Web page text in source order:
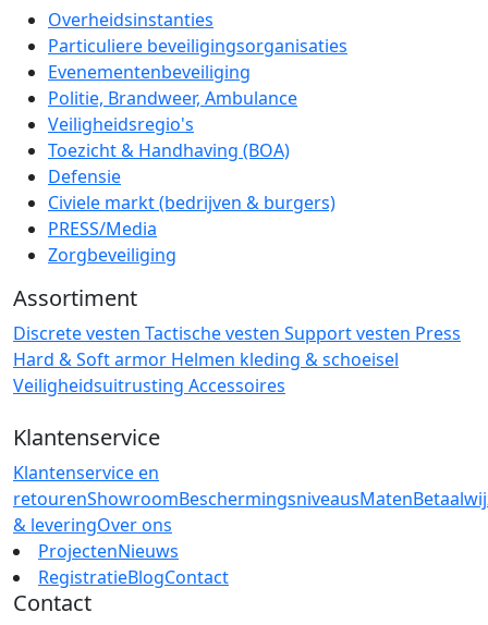
Overheidsinstanties
Particuliere beveiligingsorganisaties
Evenementenbeveiliging
Politie, Brandweer, Ambulance
Veiligheidsregio's
Toezicht & Handhaving (BOA)
Defensie
Civiele markt (bedrijven & burgers)
PRESS/Media
Zorgbeveiliging
Assortiment
Discrete vesten Tactische vesten Support vesten Press
Hard & Soft armor Helmen kleding & schoeisel
Veiligheidsuitrusting Accessoires
Klantenservice
Klantenservice en
retourenShowroomBeschermingsniveausMaten
& leveringOver ons
ProjectenNieuws
RegistratieBlogContact
Contact